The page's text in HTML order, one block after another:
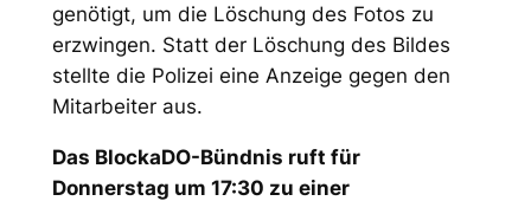
genötigt, um die Löschung des Fotos zu
erzwingen. Statt der Löschung des Bildes
stellte die Polizei eine Anzeige gegen den
Mitarbeiter aus.
Das BlockaDO-Bündnis ruft für
Donnerstag um 17:30 zu einer